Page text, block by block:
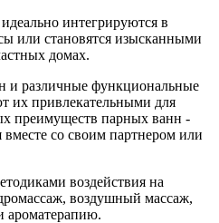
идеально интегрируются в
или становятся изысканными
домах.
и различные функциональные
их привлекательными для
преимуществ парных ванн -
со своим партнером или
воздействия на
воздушный массаж,
ароматерапию.